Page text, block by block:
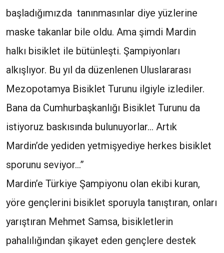
başladığımızda tanınmasınlar diye yüzlerine
maske takanlar bile oldu. Ama şimdi Mardin
halkı bisiklet ile bütünleşti. Şampiyonları
alkışlıyor. Bu yıl da düzenlenen Uluslararası
Mezopotamya Bisiklet Turunu ilgiyle izlediler.
Bana da Cumhurbaşkanlığı Bisiklet Turunu da
istiyoruz baskısında bulunuyorlar… Artık
Mardin’de yediden yetmişyediye herkes bisiklet
sporunu seviyor…”
Mardin’e Türkiye Şampiyonu olan ekibi kuran,
yöre gençlerini bisiklet sporuyla tanıştıran, onları
yarıştıran Mehmet Samsa, bisikletlerin
pahalılığından şikayet eden gençlere destek